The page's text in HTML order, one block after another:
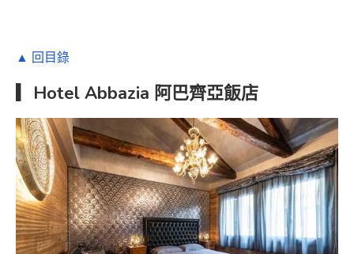
▲ 回目錄
▎Hotel Abbazia 阿巴齊亞飯店